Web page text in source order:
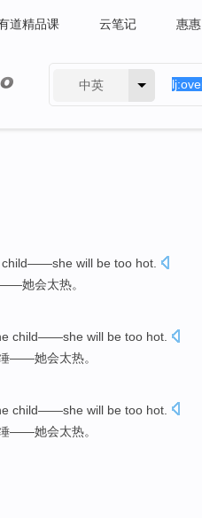
道精品课 云笔记 惠惠
中英
child——she will be too hot
——她会太热。
child——she will be too hot
——她会太热。
child——she will be too hot
——她会太热。